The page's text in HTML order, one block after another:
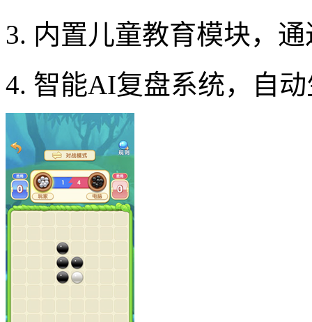
3. 内置儿童教育模块，
4. 智能AI复盘系统，自